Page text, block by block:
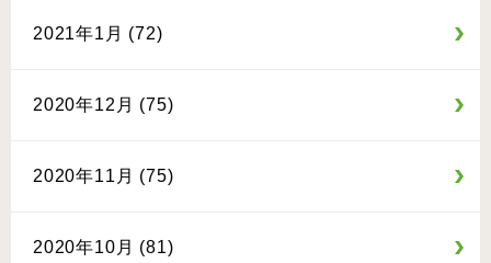
2021年1月 (72)
2020年12月 (75)
2020年11月 (75)
2020年10月 (81)